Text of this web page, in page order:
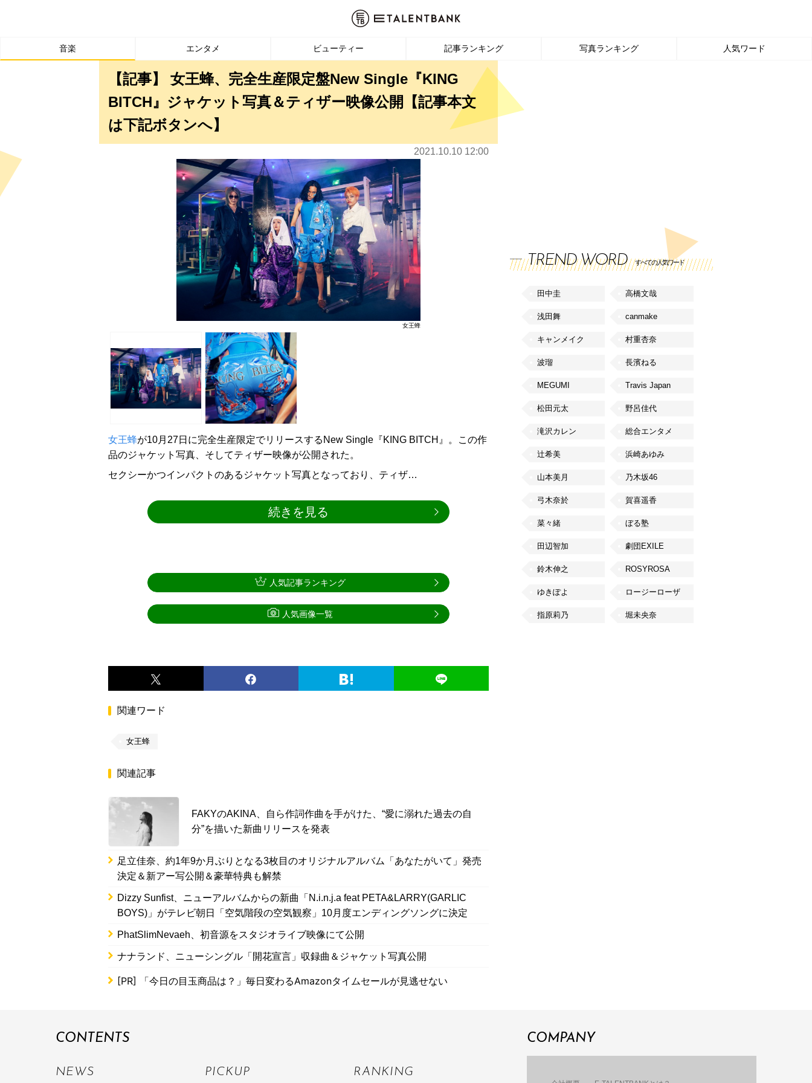
音楽 エンタメ ビューティー 記事ランキング 写真ランキング 人気ワード
【記事】 女王蜂、完全生産限定盤New Single『KING
BITCH』ジャケット写真＆ティザー映像公開【記事本文
は下記ボタンへ】
2021.10.10 12:00
女王蜂
女王蜂が10月27日に完全生産限定でリリースするNew Single『KING BITCH』。この作
品のジャケット写真、そしてティザー映像が公開された。
セクシーかつインパクトのあるジャケット写真となっており、ティザ…
続きを見る
関連ワード
女王蜂
関連記事
FAKYのAKINA、自ら作詞作曲を手がけた、“愛に溺れた過去の自
分”を描いた新曲リリースを発表
足立佳奈、約1年9か月ぶりとなる3枚目のオリジナルアルバム「あなたがいて」発売
決定＆新アー写公開＆豪華特典も解禁
Dizzy Sunfist、ニューアルバムからの新曲「N.i.n.j.a feat PETA&LARRY(GARLIC
BOYS)」がテレビ朝日「空気階段の空気観察」10月度エンディングソングに決定
PhatSlimNevaeh、初音源をスタジオライブ映像にて公開
ナナランド、ニューシングル「開花宣言」収録曲＆ジャケット写真公開
[PR] 「今日の目玉商品は？」毎日変わるAmazonタイムセールが見逃せない
人気記事ランキング
人気画像一覧
TREND WORD すべての人気ワード
田中圭 高橋文哉
浅田舞 canmake
キャンメイク 村重杏奈
波瑠 長濱ねる
MEGUMI Travis Japan
松田元太 野呂佳代
滝沢カレン 総合エンタメ
辻希美 浜崎あゆみ
山本美月 乃木坂46
弓木奈於 賀喜遥香
菜々緒 ぼる塾
田辺智加 劇団EXILE
鈴木伸之 ROSYROSA
ゆきぽよ ロージーローザ
指原莉乃 堀未央奈
CONTENTS
NEWS PICKUP RANKING
COMPANY